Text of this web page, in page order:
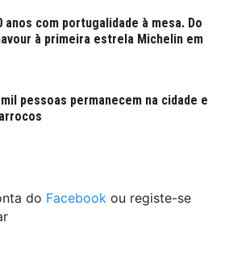
anos com portugalidade à mesa. Do
à primeira estrela Michelin em
pessoas permanecem na cidade e
do Facebook ou registe-se